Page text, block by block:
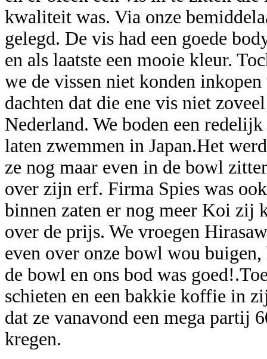
kwaliteit was. Via onze
gelegd. De vis had een goede
en als laatste een mooie kleur.
we de vissen niet konden
dachten dat die ene vis niet
Nederland. We boden een
laten zwemmen in Japan.Het
ze nog maar even in de bowl
over zijn erf. Firma Spies was
binnen zaten er nog meer Koi zij
over de prijs. We vroegen
even over onze bowl wou
de bowl en ons bod was
schieten en een bakkie koffie in
dat ze vanavond een mega partij
kregen.